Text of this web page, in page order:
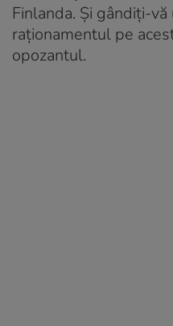
Finlanda. Și gândiți-
raționamentul pe
opozantul.